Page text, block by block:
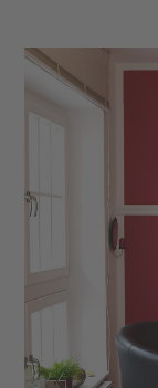
Mehr
powered by